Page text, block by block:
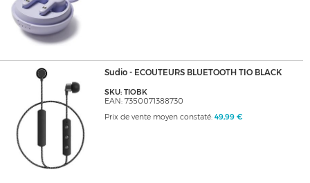
Sudio - ECOUTEURS BLUETOOTH TIO BLACK
SKU: TIOBK
EAN: 7350071388730
Prix de vente moyen constaté: 49,99 €